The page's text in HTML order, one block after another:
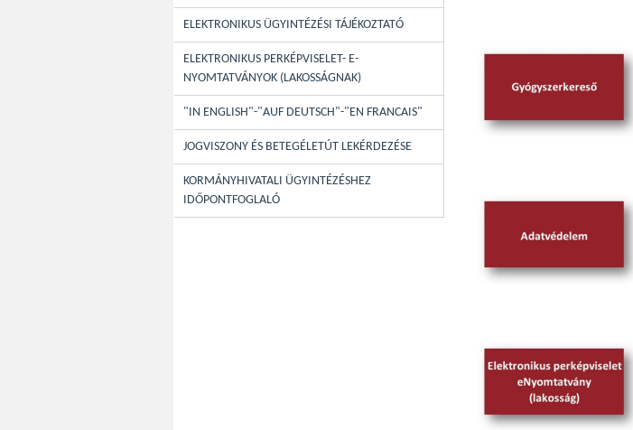
ELEKTRONIKUS ÜGYINTÉZÉSI TÁJÉKOZTATÓ
ELEKTRONIKUS PERKÉPVISELET- E-
NYOMTATVÁNYOK (LAKOSSÁGNAK)
"IN ENGLISH"-"AUF DEUTSCH"-"EN FRANCAIS"
JOGVISZONY ÉS BETEGÉLETÚT LEKÉRDEZÉSE
KORMÁNYHIVATALI ÜGYINTÉZÉSHEZ
IDŐPONTFOGLALÓ